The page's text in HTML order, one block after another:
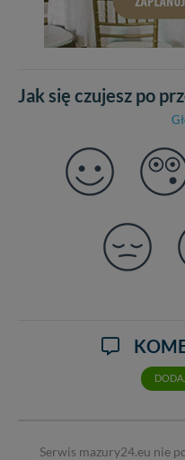
Jak się czujesz po
Serwis mazury24.eu nie